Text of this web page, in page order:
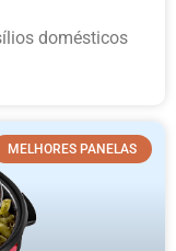
domésticos
MELHORES PANELAS